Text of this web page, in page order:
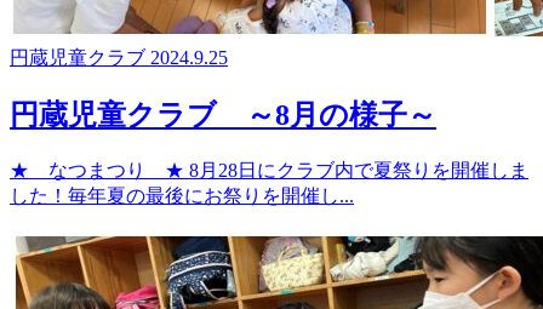
円蔵児童クラブ 2024.9.25
円蔵児童クラブ ～8月の様子～
★ なつまつり ★ 8月28日にクラブ内で夏祭りを開催しま
した！毎年夏の最後にお祭りを開催し...